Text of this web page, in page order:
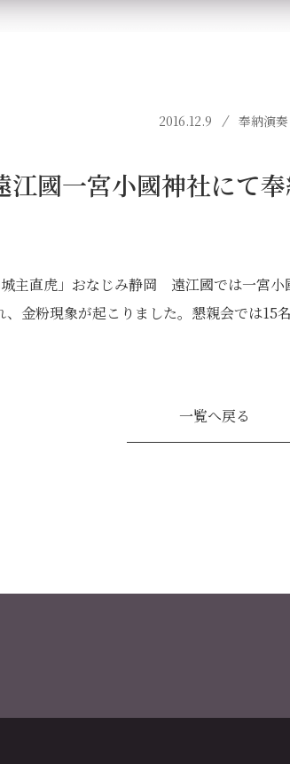
2016.12.9 奉納演奏
國一宮小國神社にて奉
主直虎」おなじみ静岡 遠江國では一宮
金粉現象が起こりました。懇親会では15
一覧へ戻る